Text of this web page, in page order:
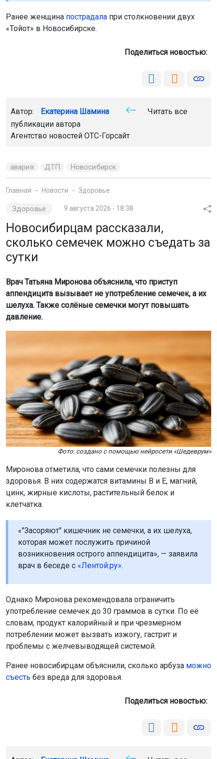
Ранее женщина пострадала при столкновении двух
«Тойот» в Новосибирске.
Поделиться новостью:
Автор: Екатерина Шамина
Читать все
публикации автора
Агентство новостей ОТС-Горсайт
авария ДТП Новосибирск
Главная Новости Здоровье
Здоровье 9 августа 2026 - 18:38
Новосибирцам рассказали,
сколько семечек можно съедать за
сутки
Врач Татьяна Миронова объяснила, что приступ
аппендицита вызывает не употребление семечек, а их
шелуха. Также солёные семечки могут повышать
давление.
Фото: создано с помощью нейросети «Шедеврум»
Миронова отметила, что сами семечки полезны для
здоровья. В них содержатся витамины B и E, магний,
цинк, жирные кислоты, растительный белок и
клетчатка.
«"Засоряют" кишечник не семечки, а их шелуха,
которая может послужить причиной
возникновения острого аппендицита», — заявила
врач в беседе с «Лентой.ру».
Однако Миронова рекомендовала ограничить
употребление семечек до 30 граммов в сутки. По её
словам, продукт калорийный и при чрезмерном
потреблении может вызвать изжогу, гастрит и
проблемы с желчевыводящей системой.
Ранее новосибирцам объяснили, сколько арбуза можно
съесть без вреда для здоровья.
Поделиться новостью: